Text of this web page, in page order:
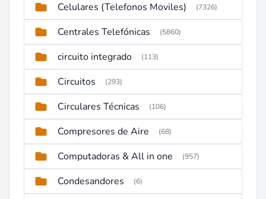
Celulares (Telefonos Moviles) (7326)
Centrales Telefónicas (5860)
circuito integrado (113)
Circuitos (293)
Circulares Técnicas (106)
Compresores de Aire (68)
Computadoras & All in one (957)
Condesandores (6)